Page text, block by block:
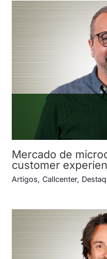
Mercado de
customer
Artigos, Callcenter,